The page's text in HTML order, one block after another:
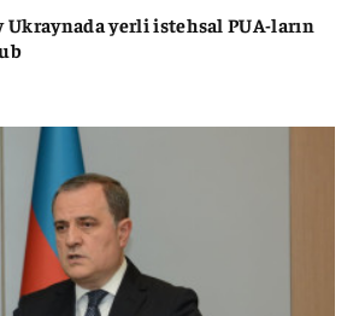
Ukraynada yerli istehsal PUA-ların